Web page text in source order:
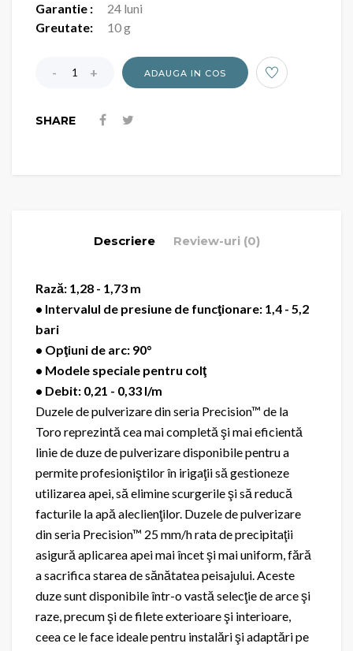
Garantie :
24 luni
Greutate:
10 g
ADAUGA IN COS
SHARE
Descriere Review-uri (0)
Rază: 1,28 - 1,73 m
• Intervalul de presiune de funcţionare: 1,4 - 5,2
bari
• Opţiuni de arc: 90°
• Modele speciale pentru colţ
• Debit: 0,21 - 0,33 l/m
Duzele de pulverizare din seria Precision™ de la
Toro reprezintă cea mai completă şi mai eficientă
linie de duze de pulverizare disponibile pentru a
permite profesioniştilor în irigaţii să gestioneze
utilizarea apei, să elimine scurgerile şi să reducă
facturile la apă aleclienţilor. Duzele de pulverizare
din seria Precision™ 25 mm/h rata de precipitaţii
asigură aplicarea apei mai încet şi mai uniform, fără
a sacrifica starea de sănătatea peisajului. Aceste
duze sunt disponibile într-o vastă selecţie de arce şi
raze, precum şi de filete exterioareşi interioare,
ceea ce le face ideale pentru instalări şi adaptări pe